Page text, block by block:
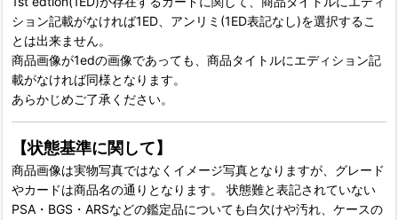
ション記載がなければ1ED、アンリミ(1ED表記なし)を選択するこ
とは出来ません。
商品画像が1edの画像であっても、商品タイトルにエディション記
載がなければ同様となります。
あらかじめご了承ください。
【状態基準に関して】
商品画像は実物写真ではなくイメージ写真となりますが、グレード
やカードは商品名の通りとなります。 状態難と表記されていない
PSA・BGS・ARSなどの鑑定品についても白欠けや汚れ、ケースの